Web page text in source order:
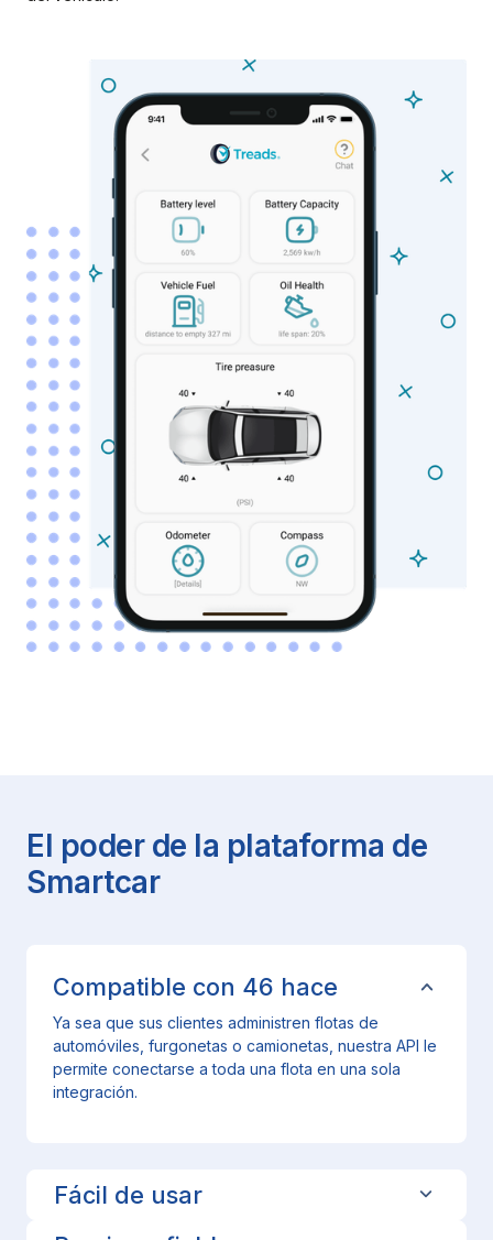
El poder de la plataforma de
Smartcar
Compatible con 46 hace
Ya sea que sus clientes administren flotas de
automóviles, furgonetas o camionetas, nuestra API le
permite conectarse a toda una flota en una sola
integración.
Fácil de usar